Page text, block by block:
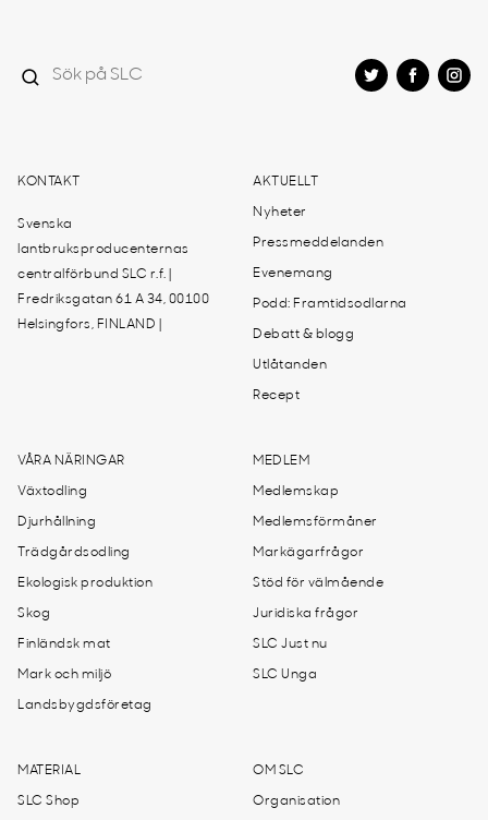
KONTAKT
Svenska
lantbruksproducenternas
centralförbund SLC r.f. |
Fredriksgatan 61 A 34, 00100
Helsingfors, FINLAND |
AKTUELLT
Nyheter
Pressmeddelanden
Evenemang
Podd: Framtidsodlarna
Debatt & blogg
Utlåtanden
Recept
VÅRA NÄRINGAR
Växtodling
Djurhållning
Trädgårdsodling
Ekologisk produktion
Skog
Finländsk mat
Mark och miljö
Landsbygdsföretag
MEDLEM
Medlemskap
Medlemsförmåner
Markägarfrågor
Stöd för välmående
Juridiska frågor
SLC Just nu
SLC Unga
MATERIAL
SLC Shop
OM SLC
Organisation